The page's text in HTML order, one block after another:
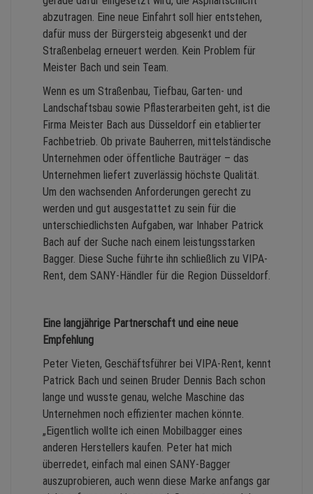
abzutragen. Eine neue Einfahrt soll hier entstehen,
dafür muss der Bürgersteig abgesenkt und der
Straßenbelag erneuert werden. Kein Problem für
Meister Bach und sein Team.
Wenn es um Straßenbau, Tiefbau, Garten- und
Landschaftsbau sowie Pflasterarbeiten geht, ist die
Firma Meister Bach aus Düsseldorf ein etablierter
Fachbetrieb. Ob private Bauherren, mittelständische
Unternehmen oder öffentliche Bauträger – das
Unternehmen liefert zuverlässig höchste Qualität.
Um den wachsenden Anforderungen gerecht zu
werden und gut ausgestattet zu sein für die
unterschiedlichsten Aufgaben, war Inhaber Patrick
Bach auf der Suche nach einem leistungsstarken
Bagger. Diese Suche führte ihn schließlich zu VIPA-
Rent, dem SANY-Händler für die Region Düsseldorf.
Eine langjährige Partnerschaft und eine neue
Empfehlung
Peter Vieten, Geschäftsführer bei VIPA-Rent, kennt
Patrick Bach und seinen Bruder Dennis Bach schon
lange und wusste genau, welche Maschine das
Unternehmen noch effizienter machen könnte.
„Eigentlich wollte ich einen Mobilbagger eines
anderen Herstellers kaufen. Peter hat mich
überredet, einfach mal einen SANY-Bagger
auszuprobieren, auch wenn diese Marke anfangs gar